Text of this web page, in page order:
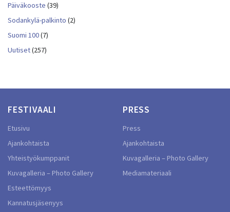
Päiväkooste (39)
Sodankylä-palkinto (2)
Suomi 100(7)
Uutiset(257)
FESTIVAALI
Etusivu
Ajankohtaista
Yhteistyökumppanit
Kuvagalleria – Photo Gallery
Esteettömyys
Kannatusjäsenyys
PRESS
Press
Ajankohtaista
Kuvagalleria – Photo Gallery
Mediamateriaali